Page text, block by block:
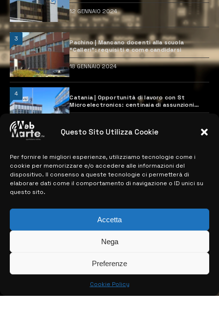
Questo Sito Utilizza Cookie
Per fornire le migliori esperienze, utilizziamo tecnologie come i
cookie per memorizzare e/o accedere alle informazioni del
dispositivo. Il consenso a queste tecnologie ci permetterà di
elaborare dati come il comportamento di navigazione o ID unici su
questo sito.
Accetta
Nega
Preferenze
Cookie Policy
12 GENNAIO 2024
3
Pachino | Mancano docenti alla scuola
“Calleri”: requisiti e come candidarsi
18 GENNAIO 2024
4
Catania | Opportunità di lavoro con St
Microelectronics: centinaia di assunzioni
previste
MAPPA DEL SITO
> NOTIZIE